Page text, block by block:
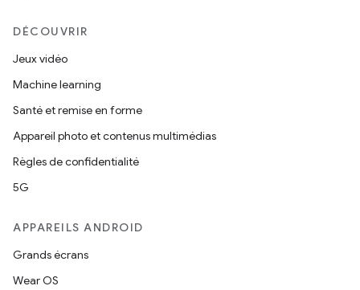
DÉCOUVRIR
Jeux vidéo
Machine learning
Santé et remise en forme
Appareil photo et contenus multimédias
Règles de confidentialité
5G
APPAREILS ANDROID
Grands écrans
Wear OS